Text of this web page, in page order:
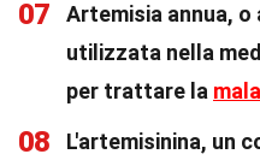
07
Artemisia annua, o
utilizzata nella
per trattare la
08
L'artemisinina, un